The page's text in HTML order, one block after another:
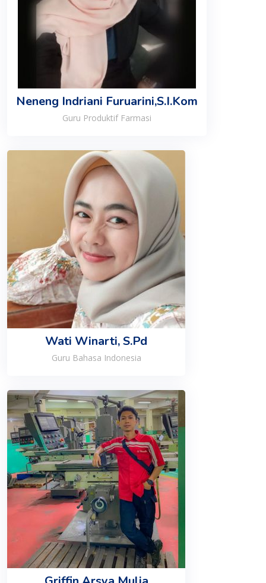
Neneng Indriani Furuarini,S.I.Kom
Guru Produktif Farmasi
Wati Winarti, S.Pd
Guru Bahasa Indonesia